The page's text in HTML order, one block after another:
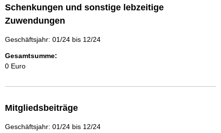
Schenkungen und sonstige lebzeitige
Zuwendungen
Geschäftsjahr: 01/24 bis 12/24
Gesamtsumme:
0 Euro
Mitgliedsbeiträge
Geschäftsjahr: 01/24 bis 12/24